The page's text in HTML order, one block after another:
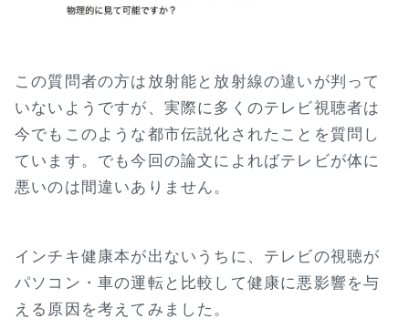
この質問者の方は放射能と放射線の違いが判って
いないようですが、実際に多くのテレビ視聴者は
今でもこのような都市伝説化されたことを質問し
ています。でも今回の論文によればテレビが体に
悪いのは間違いありません。
インチキ健康本が出ないうちに、テレビの視聴が
パソコン・車の運転と比較して健康に悪影響を与
える原因を考えてみました。